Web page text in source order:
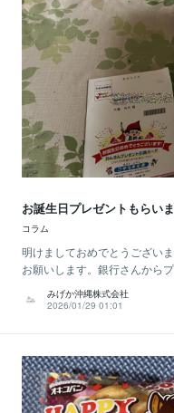
お誕生日プレゼントもらい
コラム
明けましておめでとうござい
お願いします。銀行さんから
みげか沖縄株式会社
2026/01/29 01:01